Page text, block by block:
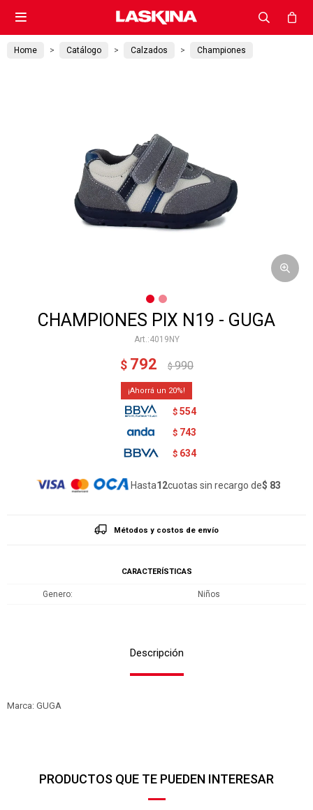

Home Catálogo Calzados Championes
CHAMPIONES PIX N19 - GUGA
4019NY
$ 792 $ 990
20
$ 554
$ 743
$ 634
Hasta12cuotas sin recargo de$ 83
Métodos y costos de envío
CARACTERÍSTICAS
Genero Niños
Descripción
Marca: GUGA
PRODUCTOS QUE TE PUEDEN INTERESAR